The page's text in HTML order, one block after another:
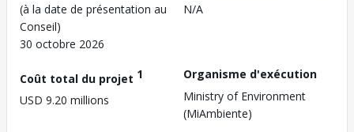
(à la date de présentation au
Conseil)
30 octobre 2026
N/A
Coût total du projet 1
USD 9.20 millions
Organisme d'exécution
Ministry of Environment
(MiAmbiente)